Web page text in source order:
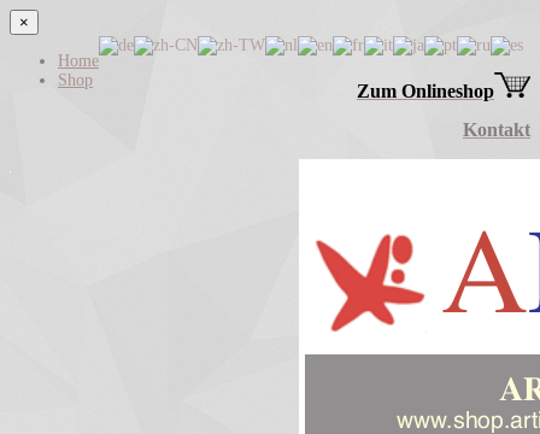
×
Home
Shop
Zum Onlineshop
Kontakt